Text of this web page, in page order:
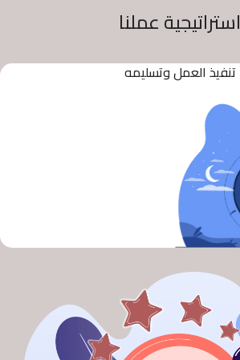
استراتيجية عملنا
تنفيذ العمل وتسليمه